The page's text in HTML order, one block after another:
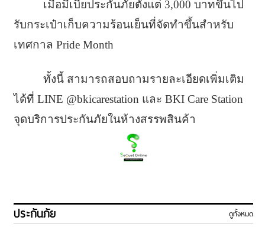
เมื่อมีเบี้ยประกันภัยตั้งแต่ 3,000 บาทขึ้นไป
รับกระเป๋าเก็บความร้อนเย็นที่จัดทำขึ้นสำหรับ
เทศกาล Pride Month
ทั้งนี้ สามารถสอบถามรายละเอียดเพิ่มเติม
ได้ที่ LINE @bkicarestation และ BKI Care Station
จุดบริการประกันภัยในห้างสรรพสินค้า
ประกันภัย ดูทั้งหมด